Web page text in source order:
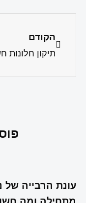
הקודם
עונת הרבייה